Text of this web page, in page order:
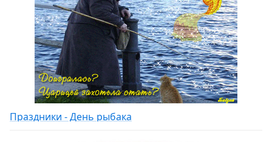
Праздники - День рыбака